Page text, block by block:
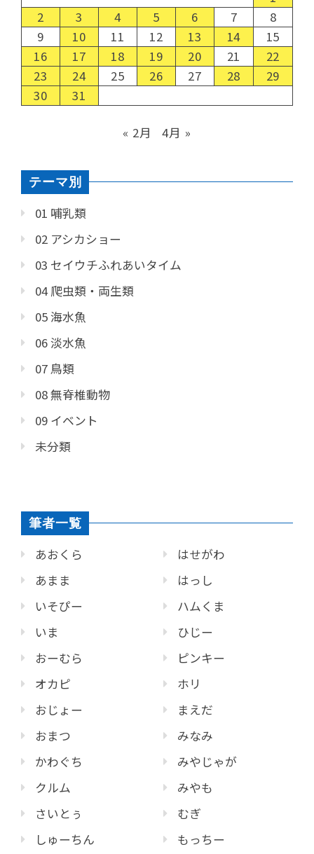
2
3 4 5 6 7
8
9
10 11 12 13 14
15
16
17 18 19 20 21
22
23
24 25 26 27 28
29
30
31
« 2月 4月 »
テーマ別
01 哺乳類
02 アシカショー
03 セイウチふれあいタイム
04 爬虫類・両生類
05 海水魚
06 淡水魚
07 鳥類
08 無脊椎動物
09 イベント
未分類
筆者一覧
あおくら
あまま
いそぴー
いま
おーむら
オカピ
おじょー
おまつ
かわぐち
クルム
さいとぅ
しゅーちん
はせがわ
はっし
ハムくま
ひじー
ピンキー
ホリ
まえだ
みなみ
みやじゃが
みやも
むぎ
もっちー